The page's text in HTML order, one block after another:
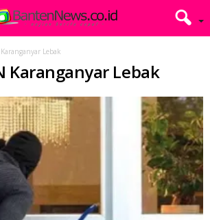
Lebak
Karanganyar Lebak